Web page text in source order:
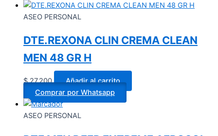
ASEO PERSONAL
DTE.REXONA CLIN CREMA CLEAN
MEN 48 GR H
$27.200
Añadir al carrito
Comprar por Whatsapp
ASEO PERSONAL